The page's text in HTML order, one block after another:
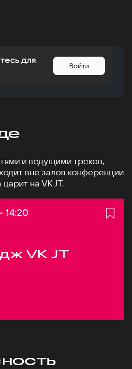
для
Войти
и ведущими треков,
вне залов конференции
на VK JT.
Конец:
14:20
VK JT